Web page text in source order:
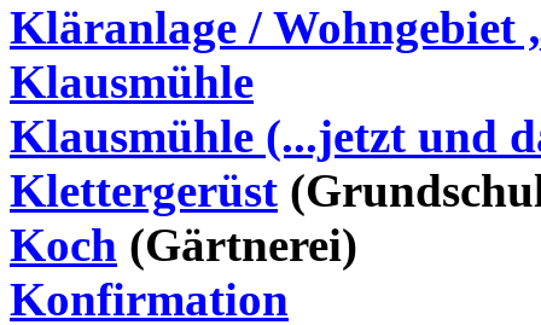
Kläranlage / Wohngebiet
Klausmühle
Klausmühle (...jetzt und
Klettergerüst
Koch (Gärtnerei)
Konfirmation